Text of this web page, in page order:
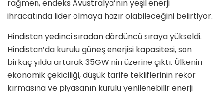
rağmen, endeks Avustralya’nın yeşil enerji
ihracatında lider olmaya hazır olabileceğini belirtiyor.
Hindistan yedinci sıradan dördüncü sıraya yükseldi.
Hindistan’da kurulu güneş enerjisi kapasitesi, son
birkaç yılda artarak 35GW’nin üzerine çıktı. Ülkenin
ekonomik çekiciliği, düşük tarife tekliflerinin rekor
kırmasına ve piyasanın kurulu yenilenebilir enerji